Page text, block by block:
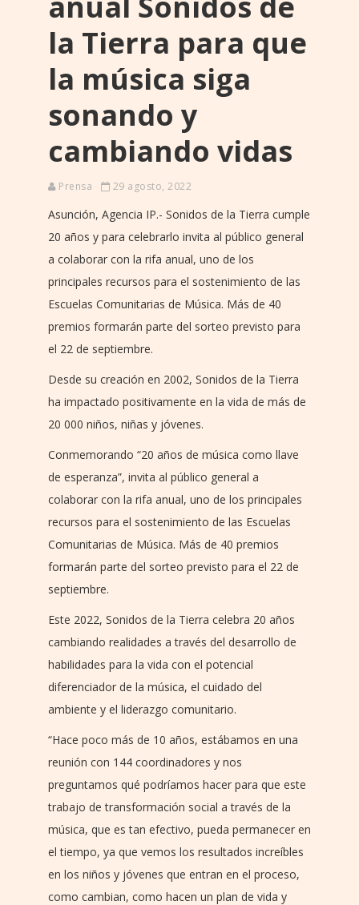
la Tierra para que
la música siga
sonando y
cambiando vidas
Prensa 29 agosto, 2022
Asunción, Agencia IP.- Sonidos de la Tierra cumple
20 años y para celebrarlo invita al público general
a colaborar con la rifa anual, uno de los
principales recursos para el sostenimiento de las
Escuelas Comunitarias de Música. Más de 40
premios formarán parte del sorteo previsto para
el 22 de septiembre.
Desde su creación en 2002, Sonidos de la Tierra
ha impactado positivamente en la vida de más de
20 000 niños, niñas y jóvenes.
Conmemorando “20 años de música como llave
de esperanza”, invita al público general a
colaborar con la rifa anual, uno de los principales
recursos para el sostenimiento de las Escuelas
Comunitarias de Música. Más de 40 premios
formarán parte del sorteo previsto para el 22 de
septiembre.
Este 2022, Sonidos de la Tierra celebra 20 años
cambiando realidades a través del desarrollo de
habilidades para la vida con el potencial
diferenciador de la música, el cuidado del
ambiente y el liderazgo comunitario.
“Hace poco más de 10 años, estábamos en una
reunión con 144 coordinadores y nos
preguntamos qué podríamos hacer para que este
trabajo de transformación social a través de la
música, que es tan efectivo, pueda permanecer en
el tiempo, ya que vemos los resultados increíbles
en los niños y jóvenes que entran en el proceso,
como cambian, como hacen un plan de vida y